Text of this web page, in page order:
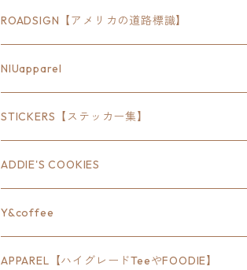
ROADSIGN【アメリカの道路標識】
18inch×6inch
18inch×8inch
18inch×12inch
24inch×8inch
18inch×24inch
NIUapparel
STICKERS【ステッカー集】
ステート
ハウス
クルマ
ADDIE'S COOKIES
Y&coffee
APPAREL【ハイグレードTeeやFOODIE】